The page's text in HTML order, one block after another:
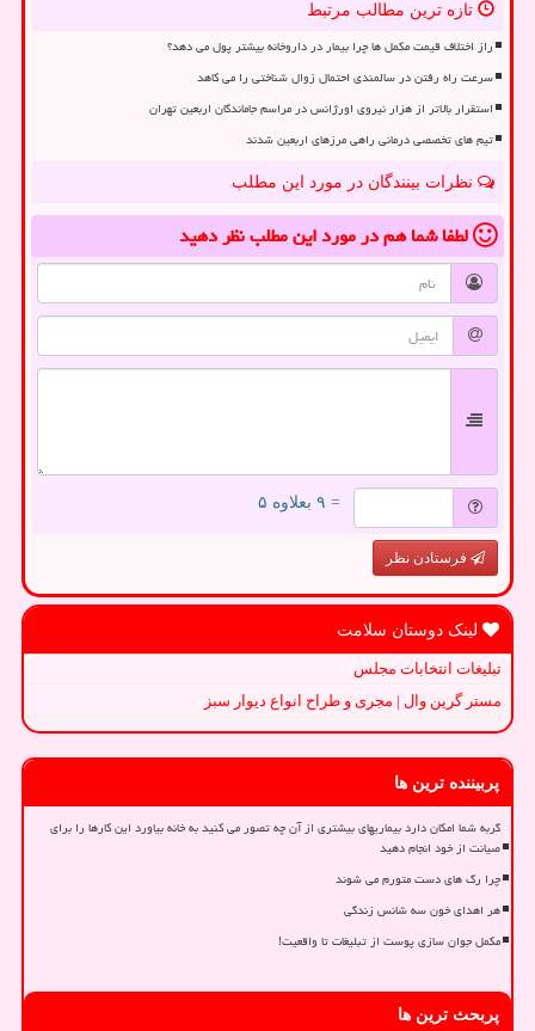
تازه ترین مطالب مرتبط
راز اختلاف قیمت مکمل ها چرا بیمار در داروخانه بیشتر پول می دهد؟
سرعت راه رفتن در سالمندی احتمال زوال شناختی را می کاهد
استقرار بالاتر از هزار نیروی اورژانس در مراسم جاماندگان اربعین تهران
تیم های تخصصی درمانی راهی مرزهای اربعین شدند
نظرات بینندگان در مورد این مطلب
لطفا شما همدر مورد این مطلبنظر دهید
= ۹ بعلاوه ۵
فرستادن نظر
لینک دوستان سلامت
تبلیغات انتخابات مجلس
مستر گرین وال | مجری و طراح انواع دیوار سبز
پربیننده ترین ها
گربه شما امکان دارد بیماریهای بیشتری از آن چه تصور می کنید به خانه بیاورد این کارها را برای
صیانت از خود انجام دهید
چرا رگ های دست متورم می شوند
هر اهدای خون سه شانس زندگی
مکمل جوان سازی پوست از تبلیغات تا واقعیت!
پربحث ترین ها